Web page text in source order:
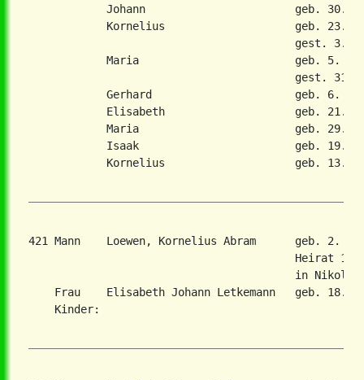
Johann                       geb. 30.
Kornelius                    geb. 23.
gest. 3.
Maria                        geb. 5.
gest. 31.
Gerhard                      geb. 6.
Elisabeth                    geb. 21.
Maria                        geb. 29.
Isaak                        geb. 19.
Kornelius                    geb. 13.
421 Mann    Loewen, Kornelius Abram      geb. 2.
Heirat
in
Frau    Elisabeth Johann Letkemann   geb. 18.
    Kinder: